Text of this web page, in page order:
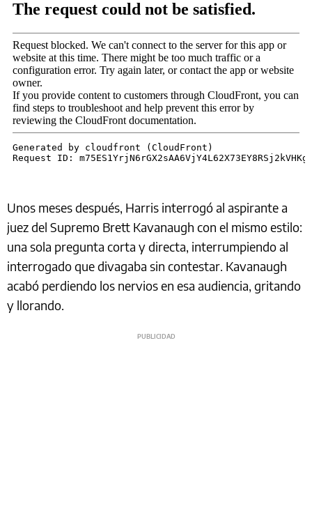
Unos meses después, Harris interrogó al aspirante a
juez del Supremo Brett Kavanaugh con el mismo estilo:
una sola pregunta corta y directa, interrumpiendo al
interrogado que divagaba sin contestar. Kavanaugh
acabó perdiendo los nervios en esa audiencia, gritando
y llorando.